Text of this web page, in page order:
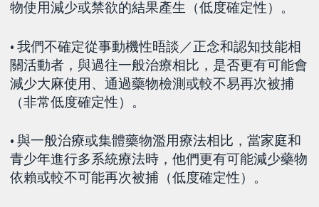
物使用減少或禁欲的結果產生（低度確定性）。
• 我們不確定從事動機性晤談／正念和認知技能相
關活動者，與過往一般治療相比，是否更有可能會
減少大麻使用、通過藥物檢測或較不易再次被捕
（非常低度確定性）。
• 與一般治療或集體藥物濫用療法相比，當家庭和
青少年進行多系統療法時，他們更有可能減少藥物
依賴或較不可能再次被捕（低度確定性）。